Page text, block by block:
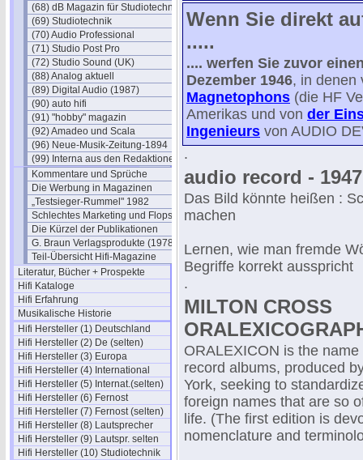
(68) dB Magazin für Studiotechnik
(69) Studiotechnik
(70) Audio Professional
(71) Studio Post Pro
(72) Studio Sound (UK)
(88) Analog aktuell
(89) Digital Audio (1987)
(90) auto hifi
(91) "hobby" magazin
(92) Amadeo und Scala
(96) Neue-Musik-Zeitung-1894
(99) Interna aus den Redaktionen
Kommentare und Sprüche
Die Werbung in Magazinen
„Testsieger-Rummel" 1982
Schlechtes Marketing und Flops
Die Kürzel der Publikationen
G. Braun Verlagsprodukte (1978)
Teil-Übersicht Hifi-Magazine
Literatur, Bücher + Prospekte
Hifi Kataloge
Hifi Erfahrung
Musikalische Historie
Hifi Hersteller (1) Deutschland
Hifi Hersteller (2) De (selten)
Hifi Hersteller (3) Europa
Hifi Hersteller (4) International
Hifi Hersteller (5) Internat.(selten)
Hifi Hersteller (6) Fernost
Hifi Hersteller (7) Fernost (selten)
Hifi Hersteller (8) Lautsprecher
Hifi Hersteller (9) Lautspr. selten
Hifi Hersteller (10) Studiotechnik
Wenn Sie direkt
.....
.... werfen Sie zuvor
Dezember 1946, in denen
Magnetophons (die HF
Amerikas und von der
Ingenieurs von AUDIO
.
audio record -
Das Bild könnte heißen :
machen
Lernen, wie man fremde
Begriffe korrekt ausspricht
.
MILTON CROSS
ORALEXICON is the
record albums, produced
York, seeking to
foreign names that are so
life. (The first edition is
nomenclature and